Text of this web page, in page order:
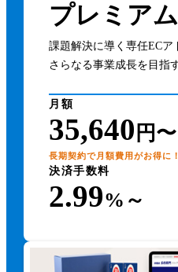
プレミアム
課題解決に導く専任ECア
さらなる事業成長を目指
月額
35,640 円〜
長期契約で月額費用がお得に！
決済手数料
2.99%～